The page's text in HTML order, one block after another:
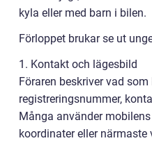
kyla eller med barn i bilen.
Förloppet brukar se ut
1. Kontakt och lägesbild
Föraren beskriver vad som
registreringsnummer,
Många använder
koordinater eller